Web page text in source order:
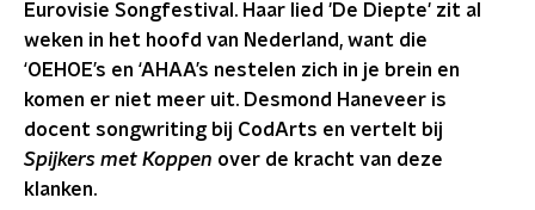
Eurovisie Songfestival. Haar lied 'De Diepte' zit al
weken in het hoofd van Nederland, want die
‘OEHOE’s en ‘AHAA’s nestelen zich in je brein en
komen er niet meer uit. Desmond Haneveer is
docent songwriting bij CodArts en vertelt bij
Spijkers met Koppen over de kracht van deze
klanken.